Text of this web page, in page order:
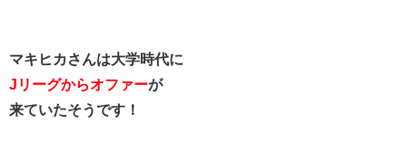
マキヒカさんは大学時代に
Jリーグからオファーが
来ていたそうです！